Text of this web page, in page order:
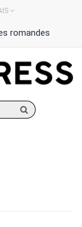
romandes